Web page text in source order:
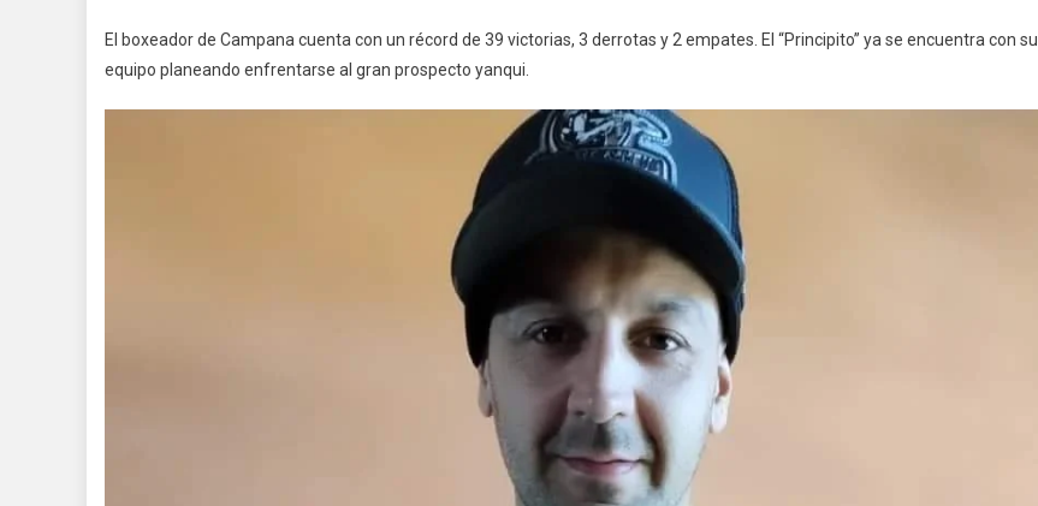
El boxeador de Campana cuenta con un récord de 39 victorias, 3 derrotas y 2 empates. El “Principito” ya se encuentra con su
equipo planeando enfrentarse al gran prospecto yanqui.